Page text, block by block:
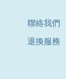
聯絡我們
退換服務